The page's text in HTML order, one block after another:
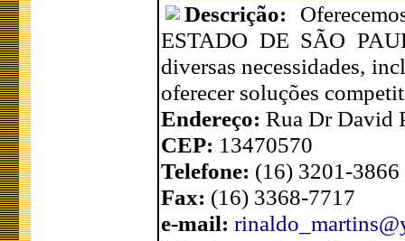
Descrição:
ESTADO DE SÃO
diversas necessidades,
oferecer soluções
Endereço: Rua Dr David
CEP: 13470570
Telefone: (16) 3201-
Fax: (16) 3368-7717
e-mail: